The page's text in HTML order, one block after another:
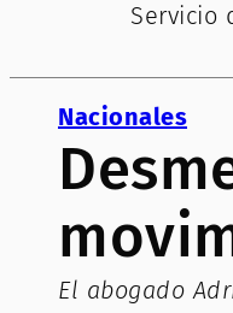
Servicio
Nacionales
El abogado